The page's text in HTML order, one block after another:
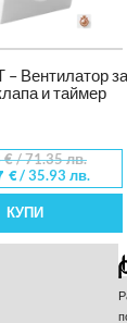
Вентилатор за
и таймер
€/ 71.35 лв.
€/ 35.93 лв.
КУПИ